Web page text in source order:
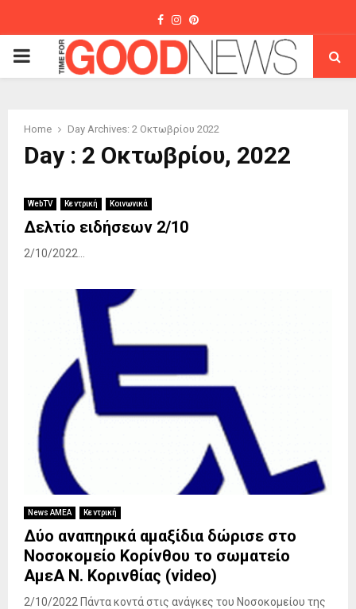
Facebook
Instagram
Pinterest
PRIMARY
Home Day Archives: 2 Οκτωβρίου 2022
Day : 2 Οκτωβρίου, 2022
WebTV Κεντρική Κοινωνικά
Δελτίο ειδήσεων 2/10
2/10/2022...
News ΑΜΕΑ Κεντρική
Δύο αναπηρικά αμαξίδια δώρισε στο
Νοσοκομείο Κορίνθου το σωματείο
ΑμεΑ Ν. Κορινθίας (video)
2/10/2022 Πάντα κοντά στις ανάγκες του Νοσοκομείου της